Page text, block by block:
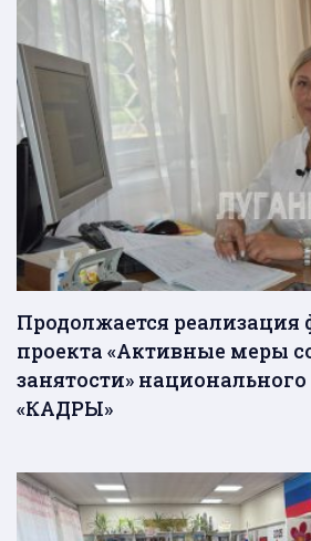
Продолжается реализация
проекта «Активные меры
занятости» национального
«КАДРЫ»